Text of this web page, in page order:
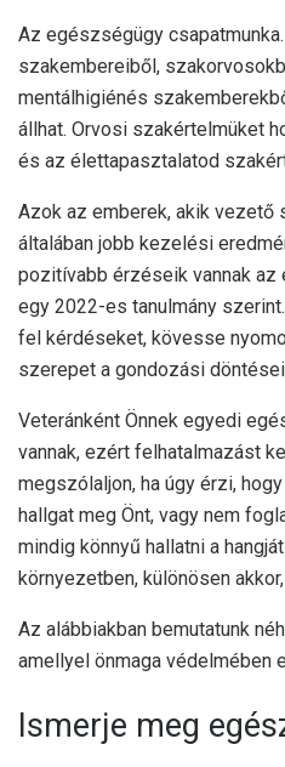
Az egészségügy
szakembereiből,
mentálhigiénés
állhat. Orvosi szakértelmüket
és az élettapasztalatod
Azok az emberek, akik vezető
általában jobb kezelési
pozitívabb érzéseik vannak az
egy 2022-es tanulmány szerint
fel kérdéseket, kövesse
szerepet a gondozási
Veteránként Önnek egyedi
vannak, ezért felhatalmazást
megszólaljon, ha úgy érzi,
hallgat meg Önt, vagy nem
mindig könnyű hallatni a
környezetben, különösen
Az alábbiakban bemutatunk
amellyel önmaga védelmében
Ismerje meg